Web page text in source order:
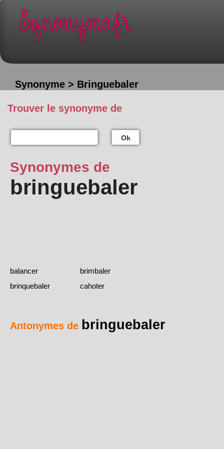
Synonyme > Bringuebaler
Trouver le synonyme de
Ok
Synonymes de
bringuebaler
balancer
brimbaler
brinquebaler
cahoter
Antonymes de bringuebaler